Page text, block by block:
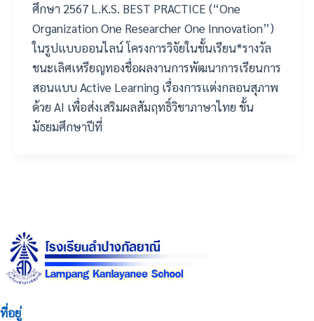
ศึกษา 2567 L.K.S. BEST PRACTICE (“One
Organization One Researcher One Innovation”)
ในรูปแบบออนไลน์ โครงการวิจัยในชั้นเรียน*รางวัล
ชนะเลิศเหรียญทองชื่อผลงานการพัฒนาการเรียนการ
สอนแบบ Active Learning เรื่องการแต่งกลอนสุภาพ
ด้วย AI เพื่อส่งเสริมผลสัมฤทธิ์วิชาภาษาไทย ชั้น
มัธยมศึกษาปีที่
ที่อยู่